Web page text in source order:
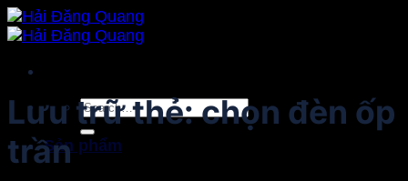
Bỏ
qua
dung
Search
for:
Sản phẩm
Lưu trữ thẻ:chọn đèn ốp
trần